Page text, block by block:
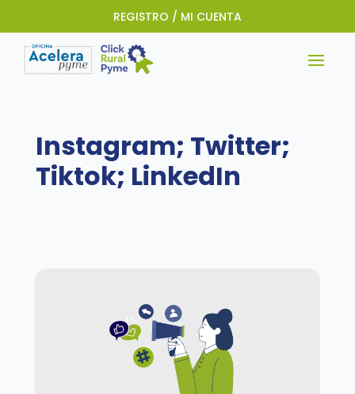
REGISTRO / MI CUENTA
Instagram; Twitter;
Tiktok; LinkedIn